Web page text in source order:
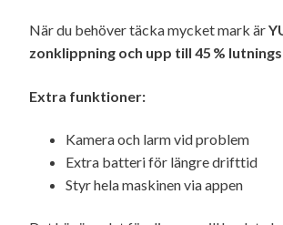
När du behöver täcka mycket mark är
zonklippning och upp till 45 %
Extra funktioner:
Kamera och larm vid problem
Extra batteri för längre drifttid
Styr hela maskinen via appen